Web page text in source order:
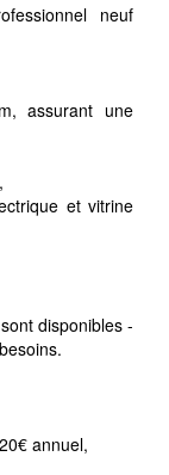
neuf
assurant une
et vitrine
disponibles -
annuel,